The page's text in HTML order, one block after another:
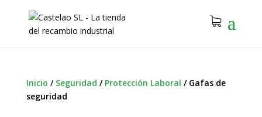
Inicio / Seguridad / Protección Laboral / Gafas de
seguridad